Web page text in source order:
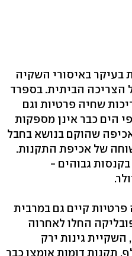
בעיקר באיסורי השקיה
הצריכה הביתית. בספרד
שחיה פרטיות וגם
הים כבר אינן מספקות
שהוקם בנושא בחבל
של אכיפת התקנות.
גבוהים -
קיים גם במרבית
החלו לאחרוה
גינות ירק
תקנות דומות אומצו כבר